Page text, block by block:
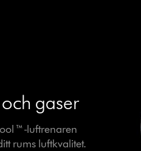
gaser
™-luftrenaren
rums luftkvalitet.